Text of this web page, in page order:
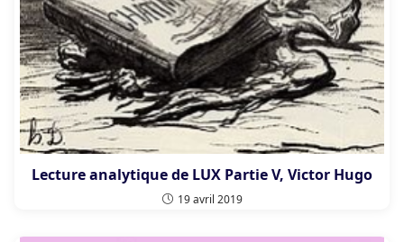
Lecture analytique de LUX Partie V, Victor Hugo
19 avril 2019